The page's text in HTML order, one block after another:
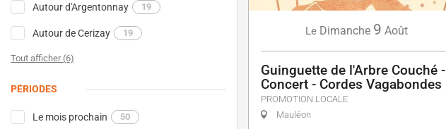
Autour d'Argentonnay 19
Autour de Cerizay 19
Tout afficher (6)
PÉRIODES
Le mois prochain 50
Le Dimanche 9 Août
Guinguette de l'Arbre Couché -
Concert - Cordes Vagabondes
PROMOTION LOCALE
Mauléon